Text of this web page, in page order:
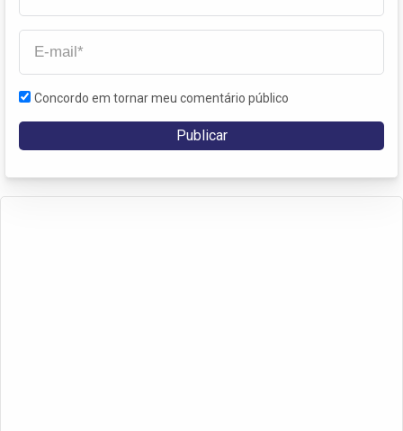
Concordo em tornar meu comentário público